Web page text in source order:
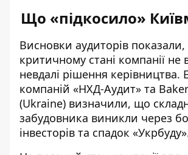
Що «підкосило»
Висновки аудиторів
критичному стані компанії не
невдалі рішення керівництва.
компаній «НХД-Аудит» та
(Ukraine) визначили, що
забудовника виникли через
інвесторів та спадок